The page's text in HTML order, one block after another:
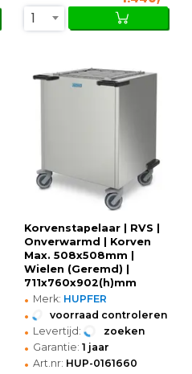
1
Korvenstapelaar | RVS |
Onverwarmd | Korven
Max. 508x508mm |
Wielen (Geremd) |
711x760x902(h)mm
• Merk: HUPFER
• voorraad controleren
• Levertijd: zoeken
• Garantie: 1 jaar
• Art.nr: HUP-0161660